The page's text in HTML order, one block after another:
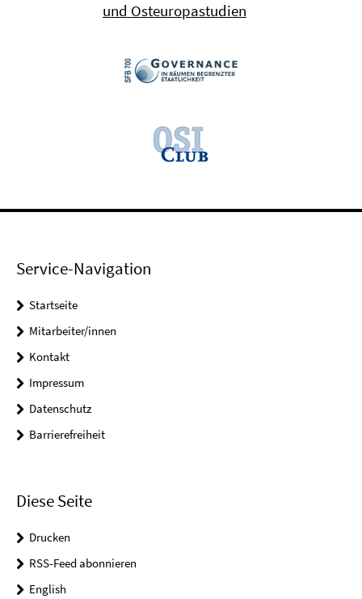
und Osteuropastudien
Service-Navigation
Startseite
Mitarbeiter/innen
Kontakt
Impressum
Datenschutz
Barrierefreiheit
Diese Seite
Drucken
RSS-Feed abonnieren
English